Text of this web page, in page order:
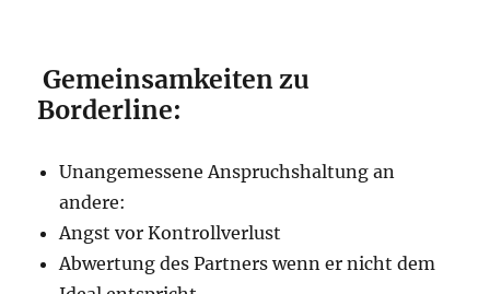
Gemeinsamkeiten zu
Borderline:
Unangemessene Anspruchshaltung an
andere:
Angst vor Kontrollverlust
Abwertung des Partners wenn er nicht dem